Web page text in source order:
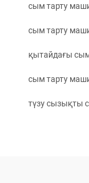
сым тарту
сым тарту
қытайдағы
сым тарту
түзу сызықты